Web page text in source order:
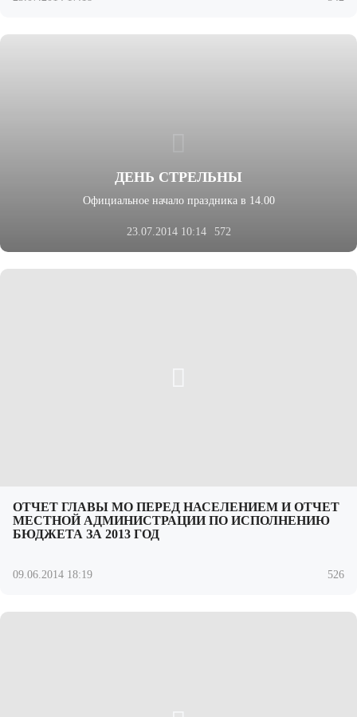
ДЕНЬ СТРЕЛЬНЫ
Официальное начало праздника в 14.00
23.07.2014 10:14 572
ОТЧЕТ ГЛАВЫ МО ПЕРЕД НАСЕЛЕНИЕМ И ОТЧЕТ
МЕСТНОЙ АДМИНИСТРАЦИИ ПО ИСПОЛНЕНИЮ
БЮДЖЕТА ЗА 2013 ГОД
09.06.2014 18:19 526